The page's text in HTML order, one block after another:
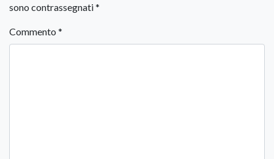
sono contrassegnati*
Commento *